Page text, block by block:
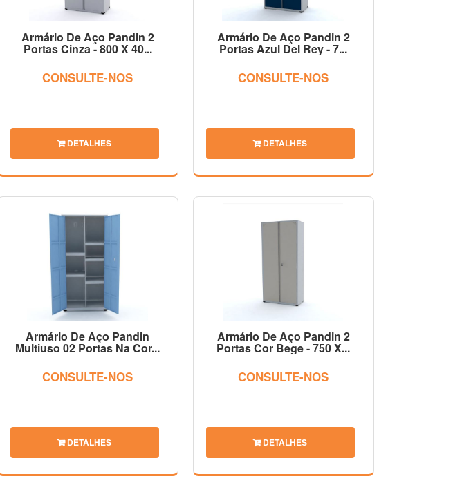
Armário De Aço Pandin 2
Portas Cinza - 800 X 40...
CONSULTE-NOS
DETALHES
Armário De Aço Pandin 2
Portas Azul Del Rey - 7...
CONSULTE-NOS
DETALHES
Armário De Aço Pandin
Multiuso 02 Portas Na Cor...
CONSULTE-NOS
DETALHES
Armário De Aço Pandin 2
Portas Cor Bege - 750 X...
CONSULTE-NOS
DETALHES